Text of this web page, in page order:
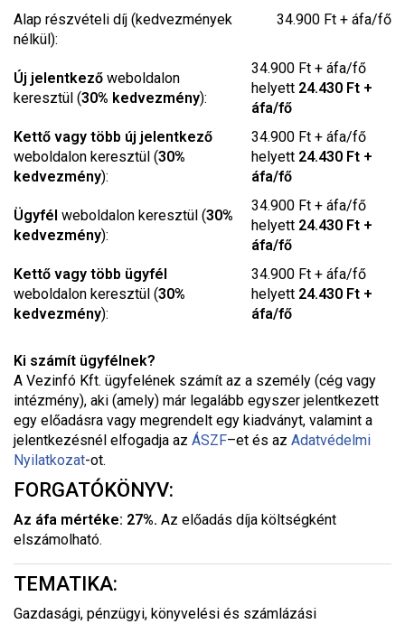
Alap részvételi díj (kedvezmények
nélkül):
34.900 Ft + áfa/fő
Új jelentkező weboldalon
keresztül (30% kedvezmény):
34.900 Ft + áfa/fő
helyett 24.430 Ft +
áfa/fő
Kettő vagy több új jelentkező
weboldalon keresztül (30%
kedvezmény):
34.900 Ft + áfa/fő
helyett 24.430 Ft +
áfa/fő
Ügyfél weboldalon keresztül (30%
kedvezmény):
34.900 Ft + áfa/fő
helyett 24.430 Ft +
áfa/fő
Kettő vagy több ügyfél
weboldalon keresztül (30%
kedvezmény):
34.900 Ft + áfa/fő
helyett 24.430 Ft +
áfa/fő
Ki számít ügyfélnek?
A Vezinfó Kft. ügyfelének számít az a személy (cég vagy
intézmény), aki (amely) már legalább egyszer jelentkezett
egy előadásra vagy megrendelt egy kiadványt, valamint a
jelentkezésnél elfogadja az ÁSZF–et és az Adatvédelmi
Nyilatkozat-ot.
FORGATÓKÖNYV:
Az áfa mértéke: 27%. Az előadás díja költségként
elszámolható.
TEMATIKA:
Gazdasági, pénzügyi, könyvelési és számlázási